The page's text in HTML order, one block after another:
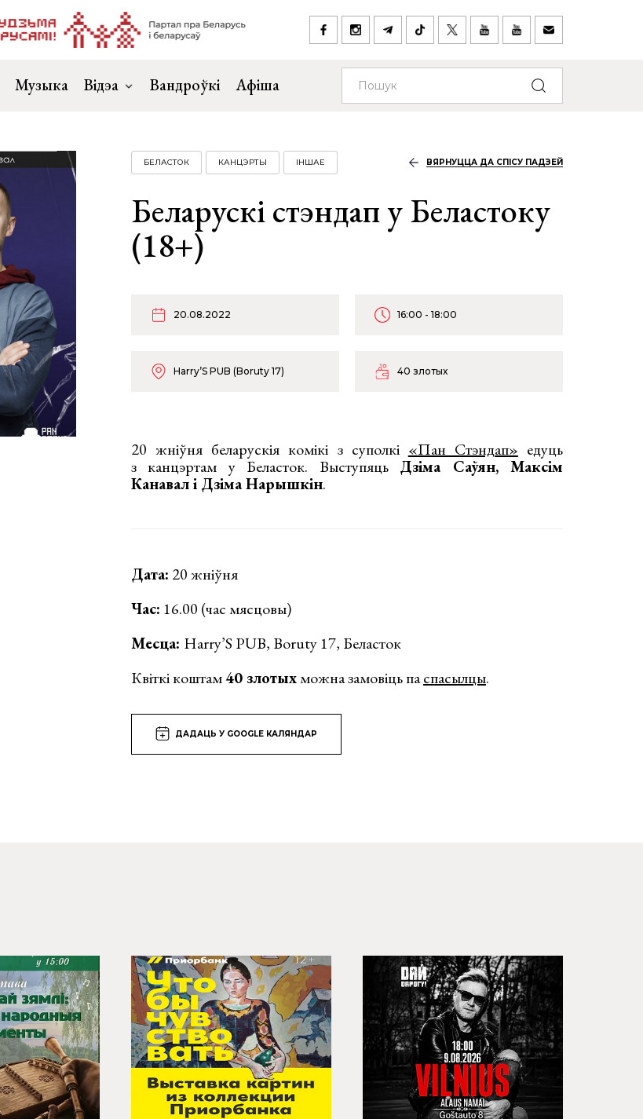
Музыка Відэа Вандроўкі Афіша
БЕЛАСТОК КАНЦЭРТЫ ІНШАЕ ВЯРНУЦЦА ДА СПІСУ ПАДЗЕЙ
Беларускі стэндап у Беластоку
(18+)
20.08.2022 16:00 - 18:00
Harry’S PUB (Boruty 17) 40 злотых
20 жніўня беларускія комікі з суполкі «Пан Стэндап» едуць
з канцэртам у Беласток. Выступяць Дзіма Саўян, Максім
Канавал і Дзіма Нарышкін.
Дата: 20 жніўня
Час: 16.00 (час мясцовы)
Месца: Harry’S PUB, Boruty 17, Беласток
Квіткі коштам40 злотыхможна замовіць паспасылцы.
ДАДАЦЬ У GOOGLE КАЛЯНДАР